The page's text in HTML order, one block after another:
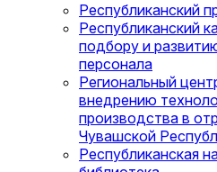
Республиканский
Республиканский
подбору и
персонала
Региональный
внедрению
производства в
Чувашской
Республиканская